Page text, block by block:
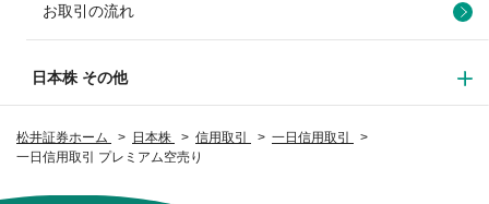
松井証券ホーム 日本株 信用取引
一日信用取引
一日信用取引 プレミアム空売り
お取引の流れ
日本株 その他